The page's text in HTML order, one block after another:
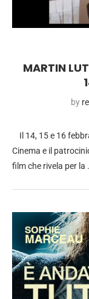
MARTIN
by
Il 14, 15 e 16
Cinema e il
film che rivela per la